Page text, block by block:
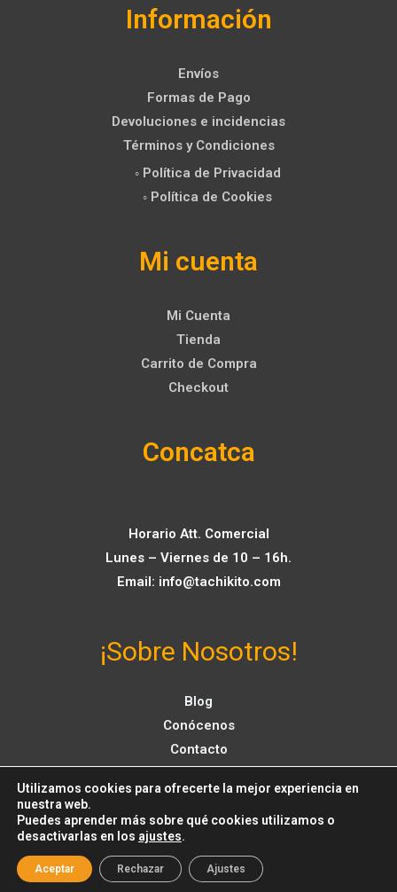
Información
Envíos
Formas de Pago
Devoluciones e incidencias
Términos y Condiciones
◦ Política de Privacidad
◦ Política de Cookies
Mi cuenta
Mi Cuenta
Tienda
Carrito de Compra
Checkout
Concatca
Horario Att. Comercial
Lunes – Viernes de 10 – 16h.
Email: info@tachikito.com
¡Sobre Nosotros!
Blog
Conócenos
Contacto
© 2026tachikito.com-Todos los Derechos Reservados
Powered by [Fly and Ciri].
Utilizamos cookies para ofrecerte la mejor experiencia en
nuestra web.
Puedes aprender más sobre qué cookies utilizamos o
desactivarlas en los ajustes.
Aceptar Rechazar Ajustes